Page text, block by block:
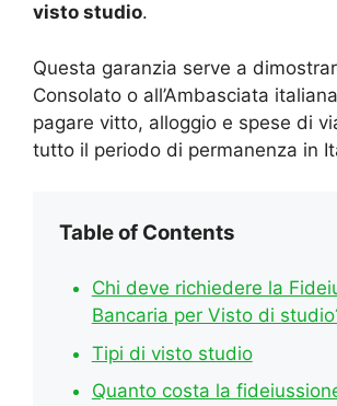
visto studio.
Questa garanzia serve a
Consolato o all’Ambasciata
pagare vitto, alloggio e spese di
tutto il periodo di permanenza in
Table of Contents
Chi deve richiedere la
Bancaria per Visto di
Tipi di visto studio
Quanto costa la